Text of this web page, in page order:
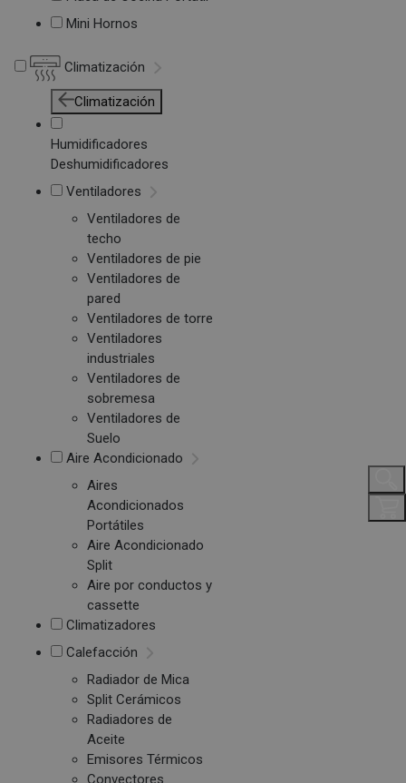
Mini Hornos
Climatización
Climatización
Humidificadores
Deshumidificadores
Ventiladores
Ventiladores de
techo
Ventiladores de pie
Ventiladores de
pared
Ventiladores de torre
Ventiladores
industriales
Ventiladores de
sobremesa
Ventiladores de
Suelo
Aire Acondicionado
Aires
Acondicionados
Portátiles
Aire Acondicionado
Split
Aire por conductos y
cassette
Climatizadores
Calefacción
Radiador de Mica
Split Cerámicos
Radiadores de
Aceite
Emisores Térmicos
Convectores